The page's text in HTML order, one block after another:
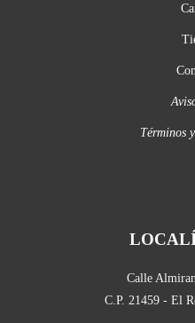
Términos
Calle
C.P. 21459 - El